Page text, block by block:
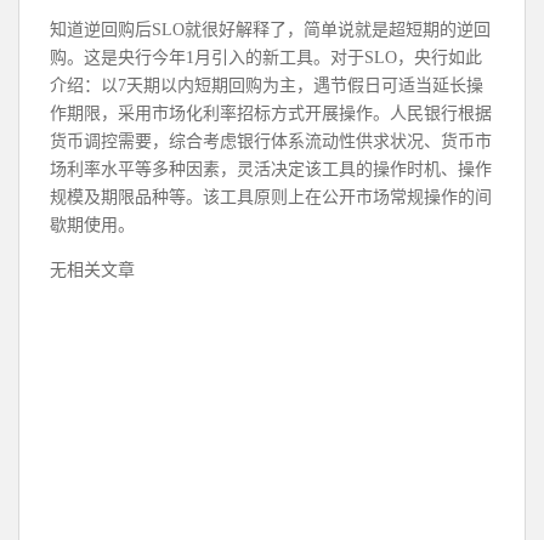
知道逆回购后SLO就很好解释了，简单说就是超短期的逆回
购。这是央行今年1月引入的新工具。对于SLO，央行如此
介绍：以7天期以内短期回购为主，遇节假日可适当延长操
作期限，采用市场化利率招标方式开展操作。人民银行根据
货币调控需要，综合考虑银行体系流动性供求状况、货币市
场利率水平等多种因素，灵活决定该工具的操作时机、操作
规模及期限品种等。该工具原则上在公开市场常规操作的间
歇期使用。
无相关文章